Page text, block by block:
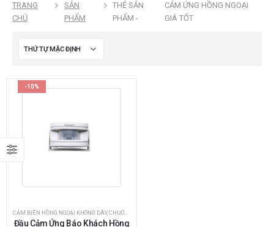
TRANG
CHỦ
SẢN
PHẨM
THẺ SẢN
PHẨM -
CẢM ỨNG HỒNG NGOẠI
GIÁ TỐT
-10%
CẢM BIÊN HỒNG NGOẠI KHÔNG DÂY,CHUÔNG CỬA - CHUÔNG BÁO KHÁCH
Đầu Cảm Ứng Báo Khách Hồng